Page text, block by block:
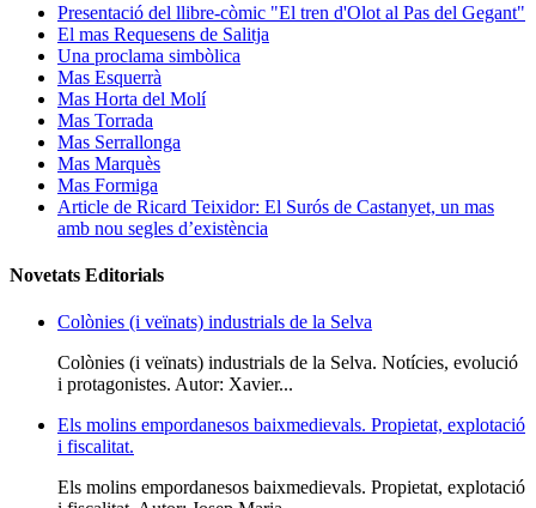
Presentació del llibre-còmic "El tren d'Olot al Pas del Gegant"
El mas Requesens de Salitja
Una proclama simbòlica
Mas Esquerrà
Mas Horta del Molí
Mas Torrada
Mas Serrallonga
Mas Marquès
Mas Formiga
Article de Ricard Teixidor: El Surós de Castanyet, un mas
amb nou segles d’existència
Novetats Editorials
Colònies (i veïnats) industrials de la Selva
Colònies (i veïnats) industrials de la Selva. Notícies, evolució
i protagonistes. Autor: Xavier...
Els molins empordanesos baixmedievals. Propietat, explotació
i fiscalitat.
Els molins empordanesos baixmedievals. Propietat, explotació